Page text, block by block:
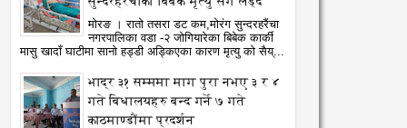
मोरङ । रातो तसरा डट कम,मोरंग सुन्दरहरैंचा
नगरपालिका वडा -२ जोगियारेका बिबेक कार्की
मासु खादाँ घाटीमा सानो हड्डी अड्किएका कारण मृत्यु को सैय्...
भाद्र ३१ सम्ममा माग पुरा नभए ३ र ४
गते बिधालयहरु बन्द गर्ने ७ गते
काठमाण्डौंमा प्रदर्शन